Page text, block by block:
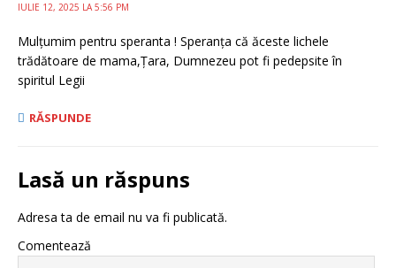
IULIE 12, 2025 LA 5:56 PM
Mulțumim pentru speranta ! Speranța că ăceste lichele
trădătoare de mama,Țara, Dumnezeu pot fi pedepsite în
spiritul Legii
RĂSPUNDE
Lasă un răspuns
Adresa ta de email nu va fi publicată.
Comentează